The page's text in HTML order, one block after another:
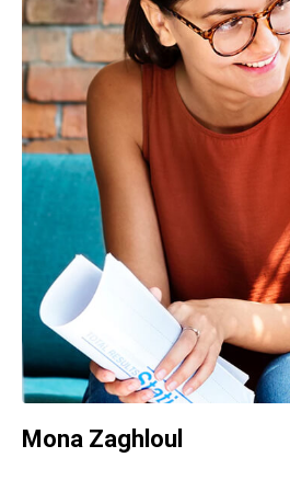
Web Developer
Mona Zaghloul